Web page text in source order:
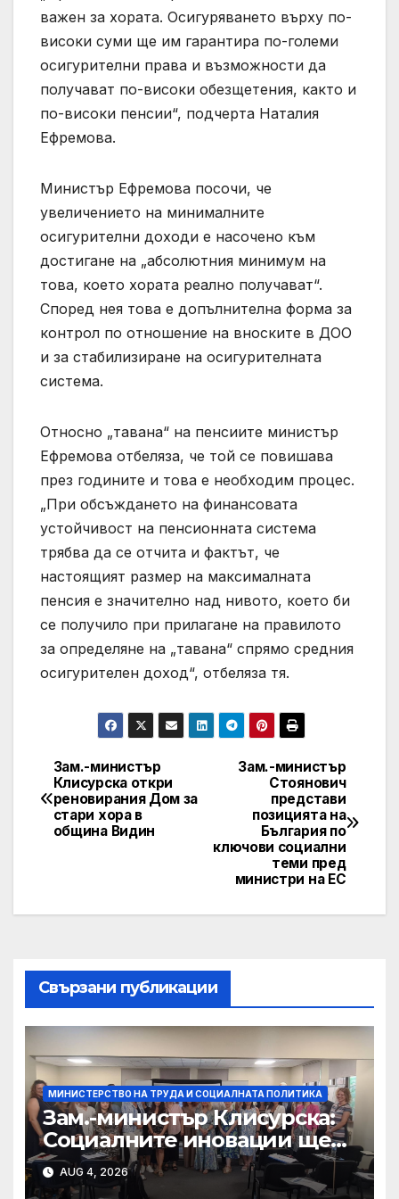
важен за хората. Осигуряването върху по-
високи суми ще им гарантира по-големи
осигурителни права и възможности да
получават по-високи обезщетения, както и
по-високи пенсии“, подчерта Наталия
Ефремова.
Министър Ефремова посочи, че
увеличението на минималните
осигурителни доходи е насочено към
достигане на „абсолютния минимум на
това, което хората реално получават“.
Според нея това е допълнителна форма за
контрол по отношение на вноските в ДОО
и за стабилизиране на осигурителната
система.
Относно „тавана“ на пенсиите министър
Ефремова отбеляза, че той се повишава
през годините и това е необходим процес.
„При обсъждането на финансовата
устойчивост на пенсионната система
трябва да се отчита и фактът, че
настоящият размер на максималната
пенсия е значително над нивото, което би
се получило при прилагане на правилото
за определяне на „тавана“ спрямо средния
осигурителен доход“, отбеляза тя.
Post
navigation
Зам.-министър
Стоянович
представи
позицията на
България по
ключови социални
теми пред
министри на ЕС
Зам.-министър
Клисурска откри
реновирания Дом за
стари хора в
община Видин
Свързани публикации
МИНИСТЕРСТВО НА ТРУДА И СОЦИАЛНАТА ПОЛИТИКА
Зам.-министър Клисурска:
Социалните иновации ще
достигат до повече хора
благодарение на методика
AUG 4, 2026